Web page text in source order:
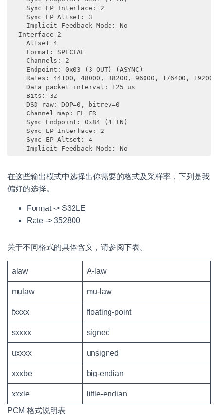
    Sync EP Interface: 2
    Sync EP Altset: 3
    Implicit Feedback Mode: No
  Interface 2
    Altset 4
    Format: SPECIAL
    Channels: 2
    Endpoint: 0x03 (3 OUT) (ASYNC)
Rates: 44100, 48000, 88200, 96000, 176400,
    Data packet interval: 125 us
    Bits: 32
    DSD raw: DOP=0, bitrev=0
    Channel map: FL FR
    Sync Endpoint: 0x84 (4 IN)
    Sync EP Interface: 2
    Sync EP Altset: 4
    Implicit Feedback Mode: No
在这些输出模式中选择出你需要的格式及采样率，下列是我
偏好的选择。
Format -> S32LE
Rate -> 352800
关于不同格式的具体含义，请参阅下表。
alaw A-law
mulaw mu-law
fxxxx floating-point
sxxxx signed
uxxxx unsigned
xxxbe big-endian
xxxle
little-endian
PCM 格式说明表